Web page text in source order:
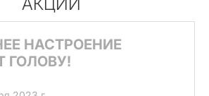
НАСТРОЕНИЕ
ГОЛОВУ!